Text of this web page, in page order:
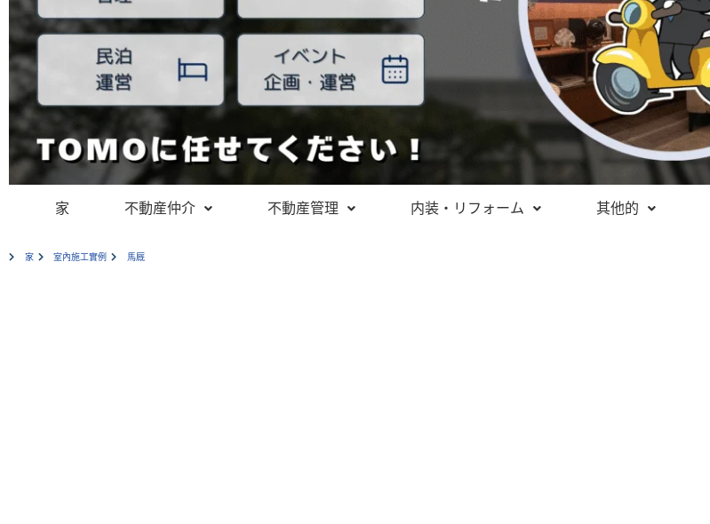
家 不動産仲介 不動産管理 内装・リフォーム 其他的
家 室內施工實例 馬厩